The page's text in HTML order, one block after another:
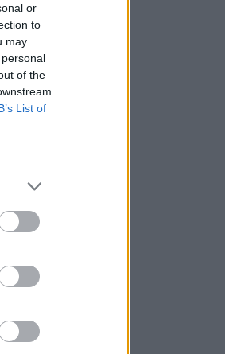
or
to
may
of the
List of